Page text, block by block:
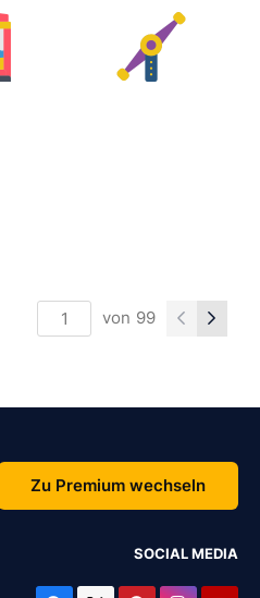
von 99
Zu Premium wechseln
SOCIAL MEDIA